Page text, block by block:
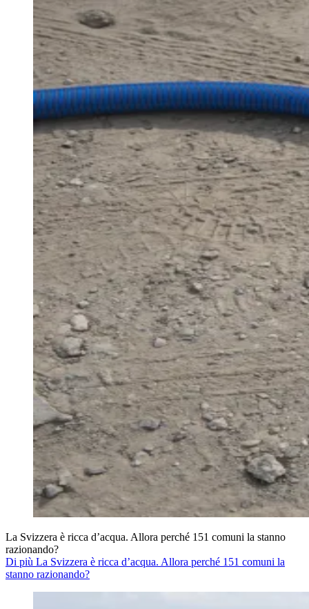
La Svizzera è ricca d’acqua. Allora perché 151 comuni la stanno
razionando?
Di più La Svizzera è ricca d’acqua. Allora perché 151 comuni la
stanno razionando?